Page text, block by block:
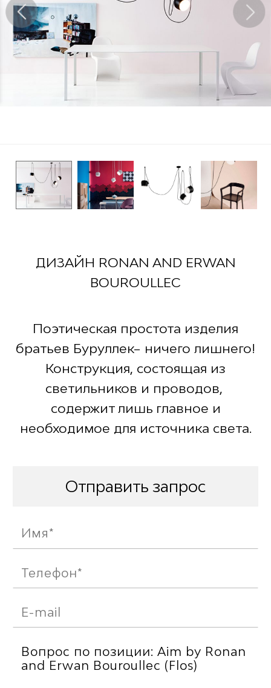
ДИЗАЙН RONAN AND ERWAN
BOUROULLEC
Поэтическая простота изделия
братьев Буруллек– ничего лишнего!
Конструкция, состоящая из
светильников и проводов,
содержит лишь главное и
необходимое для источника света.
Отправить запрос